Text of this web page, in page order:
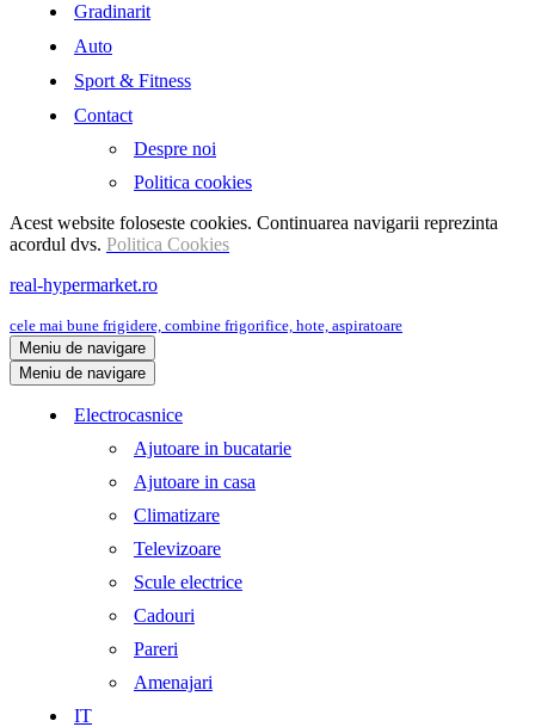
Gradinarit
Auto
Sport & Fitness
Contact
Despre noi
Politica cookies
Acest website foloseste cookies. Continuarea navigarii reprezinta
acordul dvs. Politica Cookies
real-hypermarket.ro
cele mai bune frigidere, combine frigorifice, hote, aspiratoare
Meniu de navigare
Meniu de navigare
Electrocasnice
Ajutoare in bucatarie
Ajutoare in casa
Climatizare
Televizoare
Scule electrice
Cadouri
Pareri
Amenajari
IT